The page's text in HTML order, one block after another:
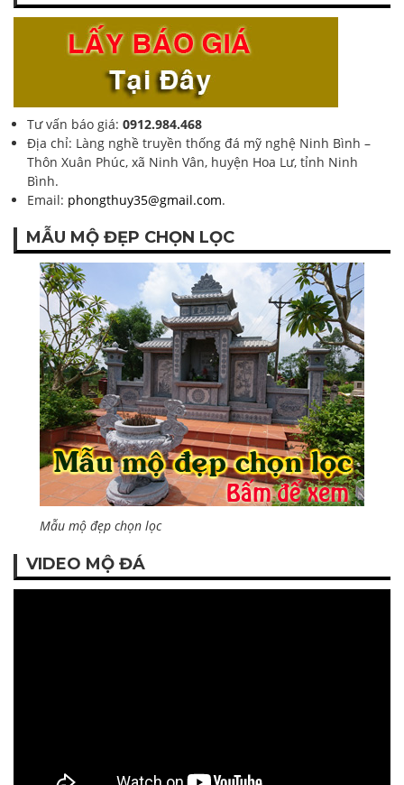
Tư vấn báo giá: 0912.984.468
Địa chỉ: Làng nghề truyền thống đá mỹ nghệ Ninh Bình –
Thôn Xuân Phúc, xã Ninh Vân, huyện Hoa Lư, tỉnh Ninh
Bình.
Email: phongthuy35@gmail.com.
MẪU MỘ ĐẸP CHỌN LỌC
Mẫu mộ đẹp chọn lọc
VIDEO MỘ ĐÁ